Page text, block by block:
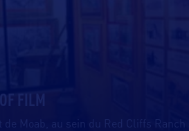
FILM
de Moab, au sein du Red Cliffs Ranch